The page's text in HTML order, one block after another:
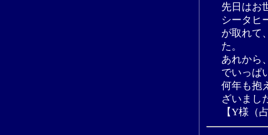
先日はお
シータヒ
が取れて
た。
あれから
でいっぱ
何年も抱
ざいまし
【Y様（